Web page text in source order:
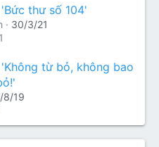
thư số 104'
30/3/21
từ bỏ, không bao
8/19